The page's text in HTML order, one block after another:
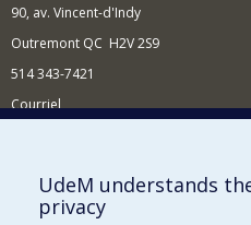
90, av. Vincent-d'Indy
Outremont QC H2V 2S9
514 343-7421
Courriel
Comment soutenir l'École?
BESOIN D'AIDE?
UdeM understands
privacy